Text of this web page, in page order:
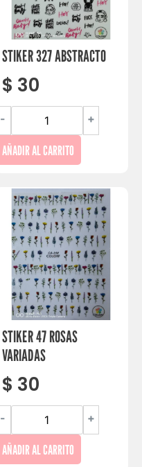
STIKER 327 ABSTRACTO
$ 30
- +
AÑADIR AL CARRITO
STIKER 47 ROSAS
VARIADAS
$ 30
- +
AÑADIR AL CARRITO